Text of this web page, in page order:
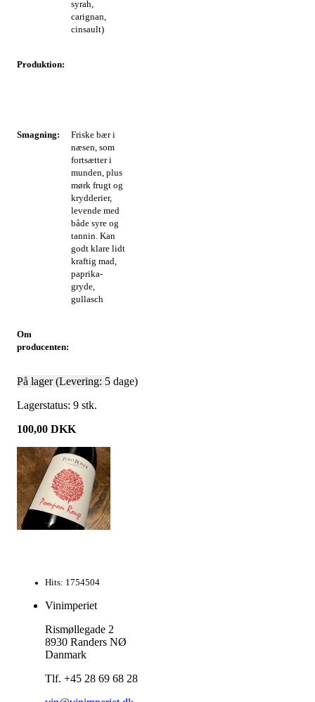
syrah,
carignan,
cinsault)
Produktion:
Smagning:
Friske bær i
næsen, som
fortsætter i
munden, plus
mørk frugt og
krydderier,
levende med
både syre og
tannin. Kan
godt klare lidt
kraftig mad,
paprika-
gryde,
gullasch
Om
producenten:
På lager (Levering: 5 dage)
Lagerstatus: 9 stk.
100,00 DKK
Hits: 1754504
Vinimperiet
Rismøllegade 2
8930 Randers NØ
Danmark
Tlf. +45 28 69 68 28